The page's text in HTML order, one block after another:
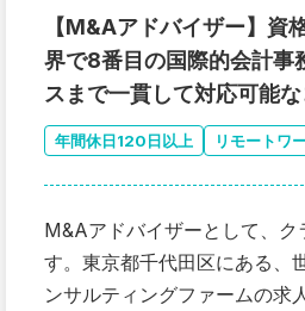
【M&Aアドバイザー】資
界で8番目の国際的会計
スまで一貫して対応可能
年間休日120日以上 リモートワ
M&Aアドバイザーとして、
す。東京都千代田区にある、
ンサルティングファームの求